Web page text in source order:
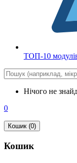
ТОП-10
Нічого не
0
Кошик (0)
Кошик